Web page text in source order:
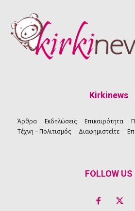
Kirkinews
Άρθρα Εκδηλώσεις Επικαιρότητα
Τέχνη – Πολιτισμός
Διαφημιστείτε
FOLLOW US